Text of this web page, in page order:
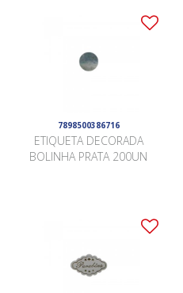
7898500386716
ETIQUETA DECORADA
BOLINHA PRATA 200UN